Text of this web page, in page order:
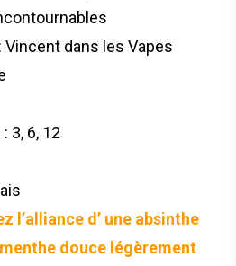
Vincent dans les Vapes
3, 6, 12
l’alliance d’ une absinthe
douce légèrement